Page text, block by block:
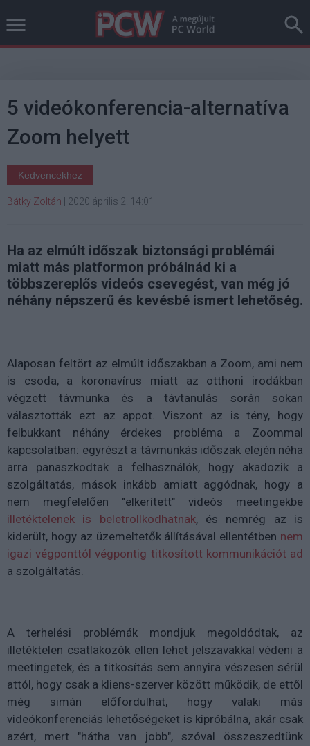
5 videókonferencia-alternatíva
Zoom helyett
Kedvencekhez
Bátky Zoltán 2020 április 2. 14:01
Ha az elmúlt időszak biztonsági problémái
miatt más platformon próbálnád ki a
többszereplős videós csevegést, van még jó
néhány népszerű és kevésbé ismert lehetőség.
Alaposan feltört az elmúlt időszakban a Zoom, ami nem
is csoda, a koronavírus miatt az otthoni irodákban
végzett távmunka és a távtanulás során sokan
választották ezt az appot. Viszont az is tény, hogy
felbukkant néhány érdekes probléma a Zoommal
kapcsolatban: egyrészt a távmunkás időszak elején néha
arra panaszkodtak a felhasználók, hogy akadozik a
szolgáltatás, mások inkább amiatt aggódnak, hogy a
nem megfelelően "elkerített" videós meetingekbe
illetéktelenek is beletrollkodhatnak, és nemrég az is
kiderült, hogy az üzemeltetők állításával ellentétben nem
igazi végponttól végpontig titkosított kommunikációt ad
a szolgáltatás.
A terhelési problémák mondjuk megoldódtak, az
illetéktelen csatlakozók ellen lehet jelszavakkal védeni a
meetingetek, és a titkosítás sem annyira vészesen sérül
attól, hogy csak a kliens-szerver között működik, de ettől
még simán előfordulhat, hogy valaki más
videókonferenciás lehetőségeket is kipróbálna, akár csak
azért, mert "hátha van jobb", szóval összeszedtünk